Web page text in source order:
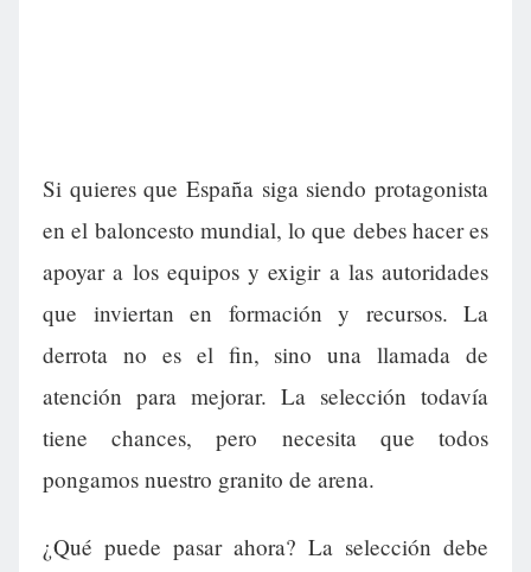
Si quieres que España siga siendo protagonista
en el baloncesto mundial, lo que debes hacer es
apoyar a los equipos y exigir a las autoridades
que inviertan en formación y recursos. La
derrota no es el fin, sino una llamada de
atención para mejorar. La selección todavía
tiene chances, pero necesita que todos
pongamos nuestro granito de arena.
¿Qué puede pasar ahora? La selección debe